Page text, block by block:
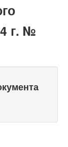
г. №